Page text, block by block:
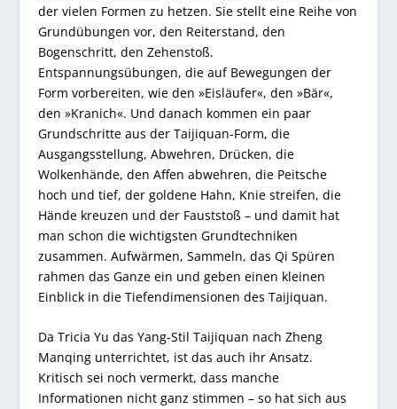
der vielen Formen zu hetzen. Sie stellt eine Reihe von
Grundübungen vor, den Reiterstand, den
Bogenschritt, den Zehenstoß.
Entspannungsübungen, die auf Bewegungen der
Form vorbereiten, wie den »Eisläufer«, den »Bär«,
den »Kranich«. Und danach kommen ein paar
Grundschritte aus der Taijiquan-Form, die
Ausgangsstellung, Abwehren, Drücken, die
Wolkenhände, den Affen abwehren, die Peitsche
hoch und tief, der goldene Hahn, Knie streifen, die
Hände kreuzen und der Fauststoß – und damit hat
man schon die wichtigsten Grundtechniken
zusammen. Aufwärmen, Sammeln, das Qi Spüren
rahmen das Ganze ein und geben einen kleinen
Einblick in die Tiefendimensionen des Taijiquan.
Da Tricia Yu das Yang-Stil Taijiquan nach Zheng
Manqing unterrichtet, ist das auch ihr Ansatz.
Kritisch sei noch vermerkt, dass manche
Informationen nicht ganz stimmen – so hat sich aus